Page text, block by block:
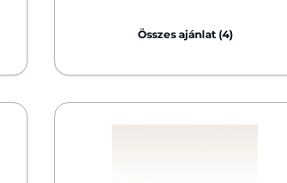
Összes ajánlat (4)